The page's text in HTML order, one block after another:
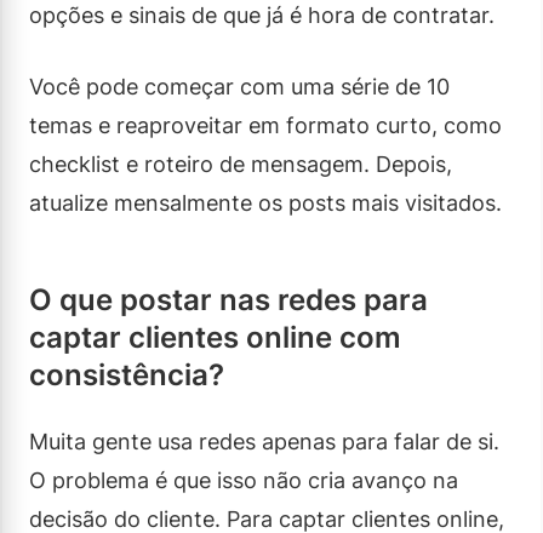
opções e sinais de que já é hora de contratar.
Você pode começar com uma série de 10
temas e reaproveitar em formato curto, como
checklist e roteiro de mensagem. Depois,
atualize mensalmente os posts mais visitados.
O que postar nas redes para
captar clientes online com
consistência?
Muita gente usa redes apenas para falar de si.
O problema é que isso não cria avanço na
decisão do cliente. Para captar clientes online,